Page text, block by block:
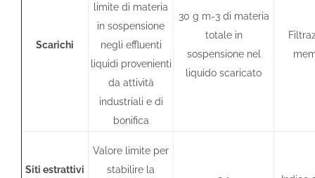
Scarichi
limite di materia
in sospensione
negli effluenti
liquidi provenienti
da attività
industriali e di
bonifica
30 g m-3 di materia
totale in
sospensione nel
liquido scaricato
Siti estrattivi
Valore limite per
stabilire la